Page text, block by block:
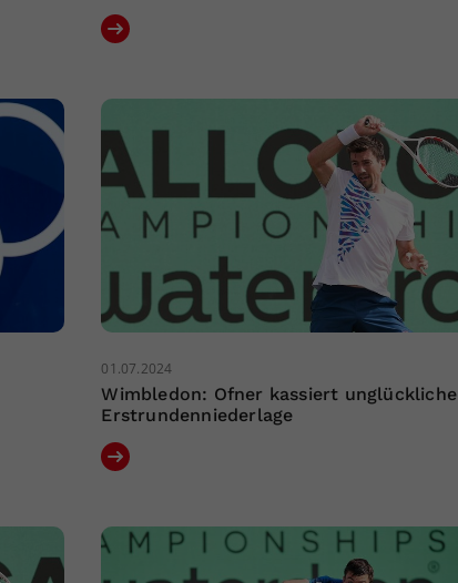
01.07.2024
Wimbledon: Ofner kassiert unglückliche
Erstrundenniederlage